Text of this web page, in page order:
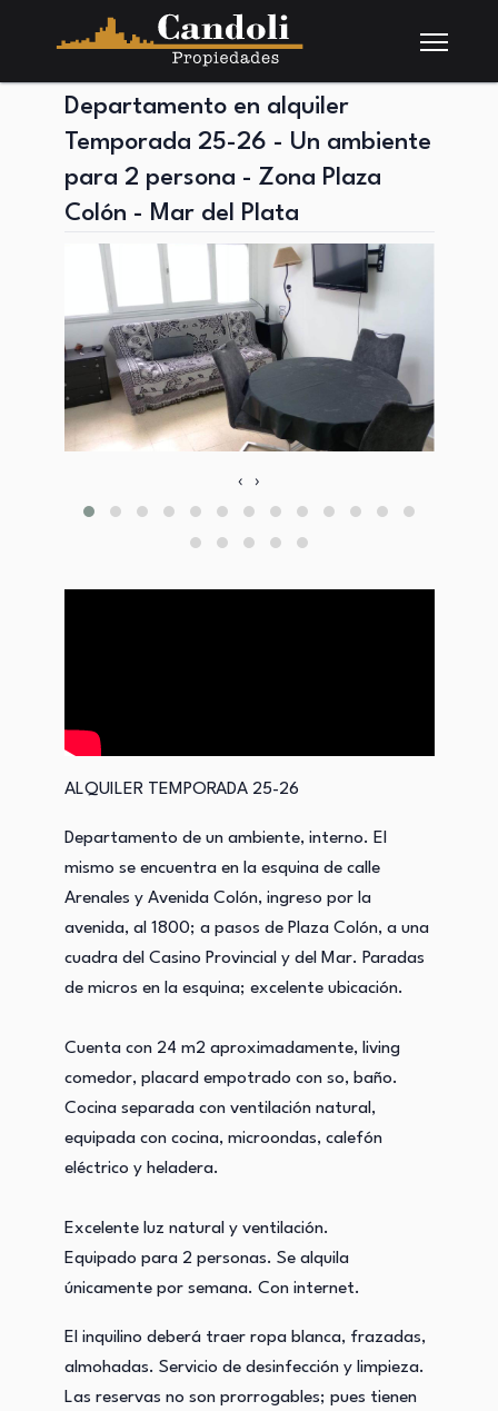
Departamento en alquiler
Temporada 25-26 - Un ambiente
para 2 persona - Zona Plaza
Colón - Mar del Plata
‹ ›
ALQUILER TEMPORADA 25-26
Departamento de un ambiente, interno. El
mismo se encuentra en la esquina de calle
Arenales y Avenida Colón, ingreso por la
avenida, al 1800; a pasos de Plaza Colón, a una
cuadra del Casino Provincial y del Mar. Paradas
de micros en la esquina; excelente ubicación.
Cuenta con 24 m2 aproximadamente, living
comedor, placard empotrado con so, baño.
Cocina separada con ventilación natural,
equipada con cocina, microondas, calefón
eléctrico y heladera.
Excelente luz natural y ventilación.
Equipado para 2 personas. Se alquila
únicamente por semana. Con internet.
El inquilino deberá traer ropa blanca, frazadas,
almohadas. Servicio de desinfección y limpieza.
Las reservas no son prorrogables; pues tienen